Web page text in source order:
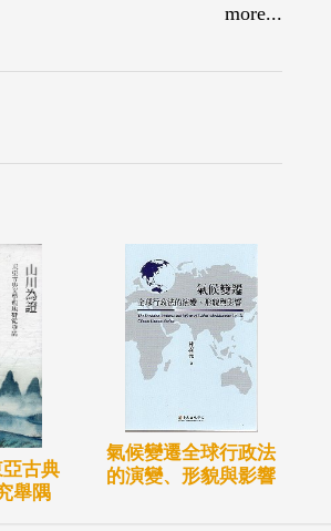
more...
古典
舉隅
氣候變遷全球行政法
的演變、形貌與影響